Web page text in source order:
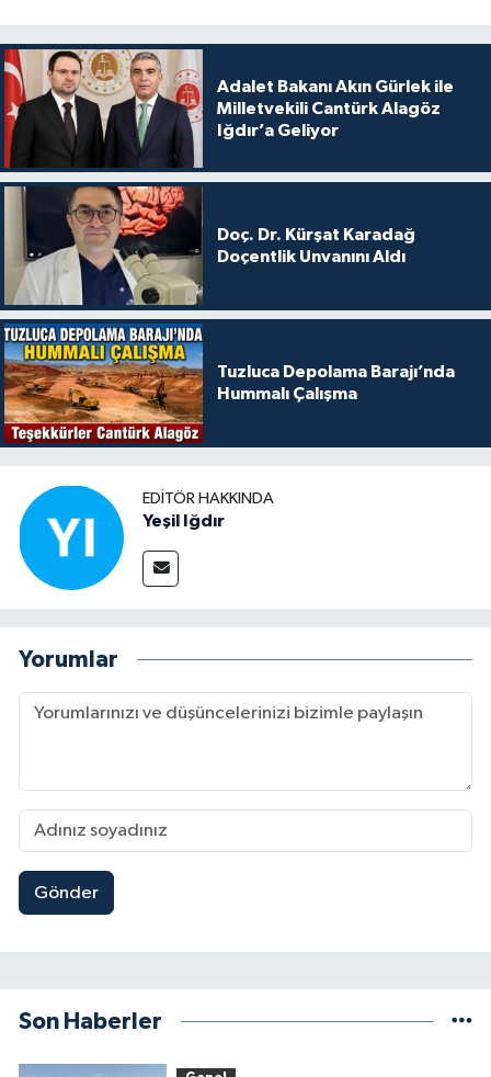
Adalet Bakanı Akın Gürlek ile
Milletvekili Cantürk Alagöz
Iğdır’a Geliyor
Doç. Dr. Kürşat Karadağ
Doçentlik Unvanını Aldı
Tuzluca Depolama Barajı’nda
Hummalı Çalışma
EDITÖR HAKKINDA
Yeşil Iğdır
Yorumlar
Gönder
Son Haberler